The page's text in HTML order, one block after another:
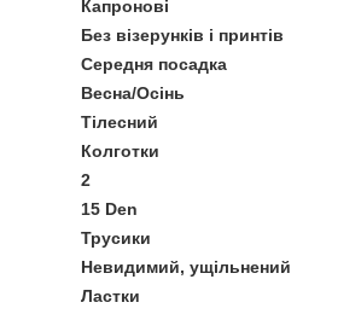
Капронові
Без візерунків і принтів
Середня посадка
Весна/Осінь
Тілесний
Колготки
2
15 Den
Трусики
Невидимий, ущільнений
Ластки